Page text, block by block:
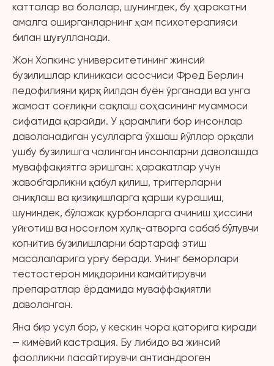
катталар ва болалар, шунингдек, бу ҳаракатни
амалга оширганларнинг ҳам психотерапияси
билан шуғулланади.
Жон Хопкинс университетининг жинсий
бузилишлар клиникаси асосчиси Фред Берлин
педофилияни қирқ йилдан буён ўрганади ва унга
жамоат соғлиқни сақлаш соҳасининг муаммоси
сифатида қарайди. У қарамлиги бор инсонлар
даволанадиган усулларга ўхшаш йўллар орқали
ушбу бузилишга чалинган инсонларни даволашда
муваффақиятга эришган: ҳаракатлар учун
жавобгарликни қабул қилиш, триггерларни
аниқлаш ва қизиқишларга қарши курашиш,
шуниндек, бўлажак қурбонларга ачиниш ҳиссини
уйғотиш ва носоғлом хулқ-атворга сабаб бўлувчи
когнитив бузилишларни бартараф этиш
масалаларига урғу беради. Унинг беморлари
тестостерон миқдорини камайтирувчи
препаратлар ёрдамида муваффақиятли
даволанган.
Яна бир усул бор, у кескин чора қаторига киради
— кимёвий кастрация. Бу либидо ва жинсий
фаолликни пасайтирувчи антиандроген